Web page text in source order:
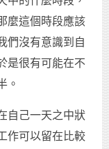
麼這個時段應該
們沒有意識到自
是很有可能在不
。
自己一天之中狀
作可以留在比較